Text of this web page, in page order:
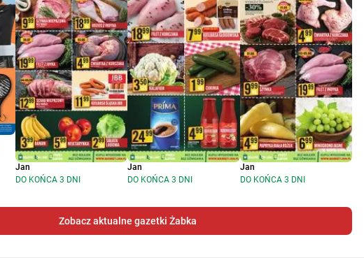
Jan
DO KOŃCA 3 DNI
Jan
DO KOŃCA 3 DNI
Jan
DO KOŃCA 3 DNI
Zobacz aktualne gazetki Żabka